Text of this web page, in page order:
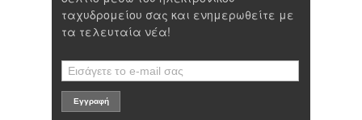
ταχυδρομείου σας και ενημερωθείτε με
τα τελευταία νέα!